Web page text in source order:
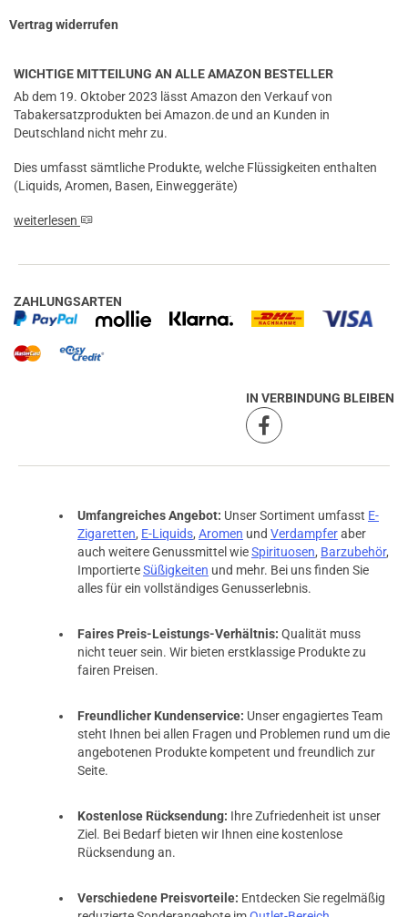
Vertrag widerrufen
WICHTIGE MITTEILUNG AN ALLE AMAZON BESTELLER
Ab dem 19. Oktober 2023 lässt Amazon den Verkauf von
Tabakersatzprodukten bei Amazon.de und an Kunden in
Deutschland nicht mehr zu.
Dies umfasst sämtliche Produkte, welche Flüssigkeiten enthalten
(Liquids, Aromen, Basen, Einweggeräte)
weiterlesen
ZAHLUNGSARTEN
IN VERBINDUNG BLEIBEN
Umfangreiches Angebot: Unser Sortiment umfasst E-
Zigaretten, E-Liquids, Aromen und Verdampferaber
auch weitere Genussmittel wieSpirituosen, Barzubehör,
ImportierteSüßigkeiten und mehr. Bei uns finden Sie
alles für ein vollständiges Genusserlebnis.
Faires Preis-Leistungs-Verhältnis: Qualität muss
nicht teuer sein. Wir bieten erstklassige Produkte zu
fairen Preisen.
Freundlicher Kundenservice: Unser engagiertes Team
steht Ihnen bei allen Fragen und Problemen rund um die
angebotenen Produkte kompetent und freundlich zur
Seite.
Kostenlose Rücksendung: Ihre Zufriedenheit ist unser
Ziel. Bei Bedarf bieten wir Ihnen eine kostenlose
Rücksendung an.
Verschiedene Preisvorteile: Entdecken Sie regelmäßig